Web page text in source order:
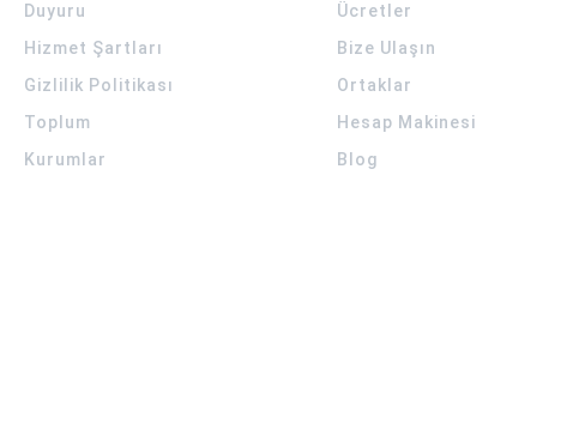
Duyuru
Hizmet Şartları
Gizlilik Politikası
Toplum
Kurumlar
Ücretler
Bize Ulaşın
Ortaklar
Hesap Makinesi
Blog